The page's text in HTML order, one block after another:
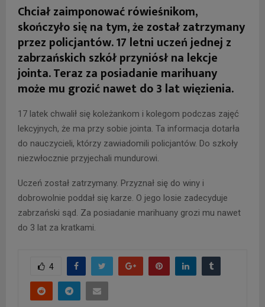
Chciał zaimponować rówieśnikom,
skończyło się na tym, że został zatrzymany
przez policjantów. 17 letni uczeń jednej z
zabrzańskich szkół przyniósł na lekcje
jointa. Teraz za posiadanie marihuany
może mu grozić nawet do 3 lat więzienia.
17 latek chwalił się koleżankom i kolegom podczas zajęć
lekcyjnych, że ma przy sobie jointa. Ta informacja dotarła
do nauczycieli, którzy zawiadomili policjantów. Do szkoły
niezwłocznie przyjechali mundurowi.
Uczeń został zatrzymany. Przyznał się do winy i
dobrowolnie poddał się karze. O jego losie zadecyduje
zabrzański sąd. Za posiadanie marihuany grozi mu nawet
do 3 lat za kratkami.
4